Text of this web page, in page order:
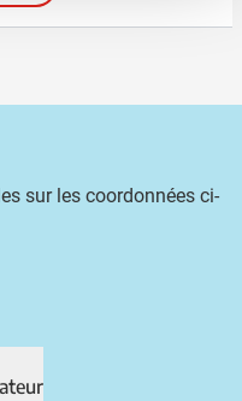
sur les coordonnées ci-